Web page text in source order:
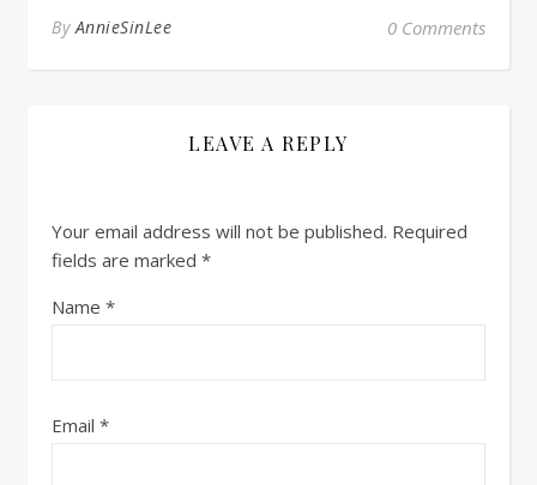
By AnnieSinLee 0 Comments
LEAVE A REPLY
Your email address will not be published. Required
fields are marked *
Name *
Email *